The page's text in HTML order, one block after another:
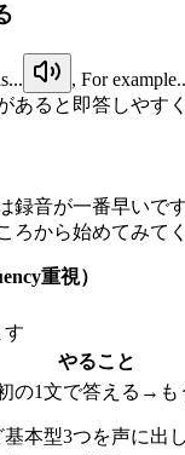
, For
あると即答しやす
録音が一番早いで
ろから始めてみてく
重視）
す
やること
の1文で答える→
基本型3つを声に出